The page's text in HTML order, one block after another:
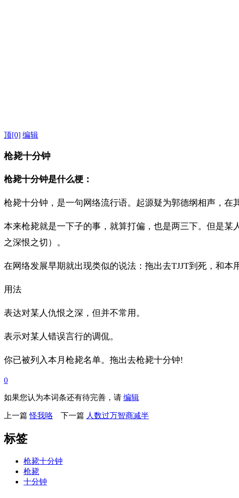
顶[0] 编辑
枪毙十分钟
枪毙十分钟是什么梗：
枪毙十分钟，是一句网络流行语。起源疑为郭德纲相声，
本来枪毙就是一下子的事，就算打偏，也是两三下。但是
之深恨之切）。
在网络发展早期就出现类似的说法：拖出去TJJT到死，和本
用法
表达对某人仇恨之深，但并不常用。
表示对某人错误言行的调侃。
你已被列入本月枪毙名单。拖出去枪毙十分钟!
0
如果您认为本词条还有待完善，请 编辑
上一篇怪我咯 下一篇 人数过万智商减半
标签
枪毙十分钟
枪毙
十分钟